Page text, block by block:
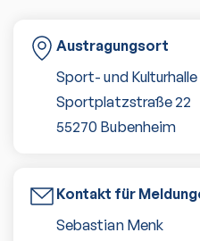
Austragungsort
Sport- und
Sportplatzstraße 22
55270 Bubenheim
Kontakt für
Sebastian Menk